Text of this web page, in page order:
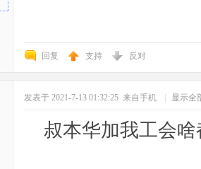
回复 支持 反对
发表于 2021-7-13 01:32:25 来自手机 显示全
叔本华加我工会